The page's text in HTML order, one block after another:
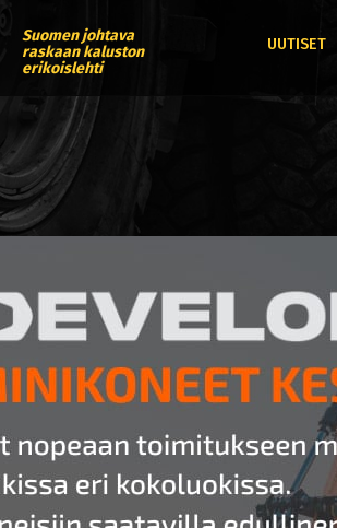
Suomen johtava
raskaan kaluston
erikoislehti
UUTISET